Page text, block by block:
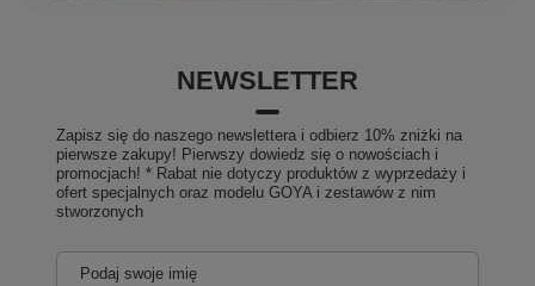
NEWSLETTER
Zapisz się do naszego newslettera i odbierz 10% zniżki na
pierwsze zakupy! Pierwszy dowiedz się o nowościach i
promocjach! * Rabat nie dotyczy produktów z wyprzedaży i
ofert specjalnych oraz modelu GOYA i zestawów z nim
stworzonych
Podaj swoje imię